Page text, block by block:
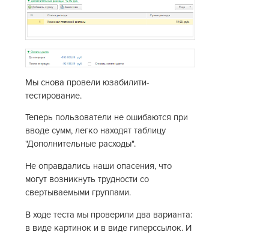
Мы снова провели юзабилити-
тестирование.
Теперь пользователи не ошибаются при
вводе сумм, легко находят таблицу
"Дополнительные расходы".
Не оправдались наши опасения, что
могут возникнуть трудности со
свертываемыми группами.
В ходе теста мы проверили два варианта:
в виде картинок и в виде гиперссылок. И